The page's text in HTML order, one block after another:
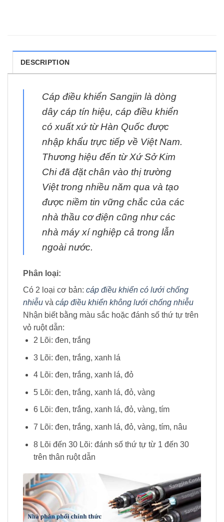
DESCRIPTION
Cáp điều khiển Sangjin là dòng
dây cáp tín hiệu, cáp điều khiển
có xuất xứ từ Hàn Quốc được
nhập khẩu trực tiếp về Việt Nam.
Thương hiệu đến từ Xứ Sở Kim
Chi đã đặt chân vào thị trường
Việt trong nhiều năm qua và tạo
được niềm tin vững chắc của các
nhà thầu cơ điện cũng như các
nhà máy xí nghiệp cả trong lẫn
ngoài nước.
Phân loại:
Có 2 loại cơ bản: cáp điều khiển có lưới chống
nhiễu và cáp điều khiển không lưới chống nhiễu
Nhận biết bằng màu sắc hoặc đánh số thứ tự trên
vỏ ruột dẫn:
2 Lõi: đen, trắng
3 Lõi: đen, trắng, xanh lá
4 Lõi: đen, trắng, xanh lá, đỏ
5 Lõi: đen, trắng, xanh lá, đỏ, vàng
6 Lõi: đen, trắng, xanh lá, đỏ, vàng, tím
7 Lõi: đen, trắng, xanh lá, đỏ, vàng, tím, nâu
8 Lõi đến 30 Lõi: đánh số thứ tự từ 1 đến 30
trên thân ruột dẫn